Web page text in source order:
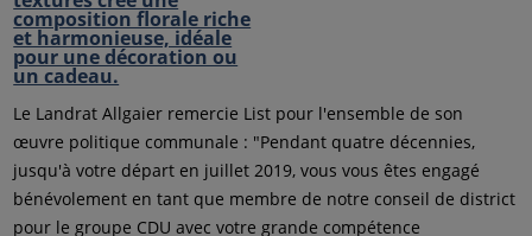
Le Landrat Allgaier remercie List pour l'ensemble de son
œuvre politique communale : "Pendant quatre décennies,
jusqu'à votre départ en juillet 2019, vous vous êtes engagé
bénévolement en tant que membre de notre conseil de district
pour le groupe CDU avec votre grande compétence